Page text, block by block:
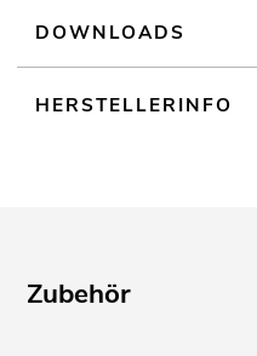
DOWNLOADS
HERSTELLERINFO
Zubehör